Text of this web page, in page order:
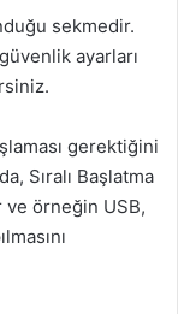
sekmedir.
ayarları
gerektiğini
Sıralı Başlatma
ve örneğin USB,